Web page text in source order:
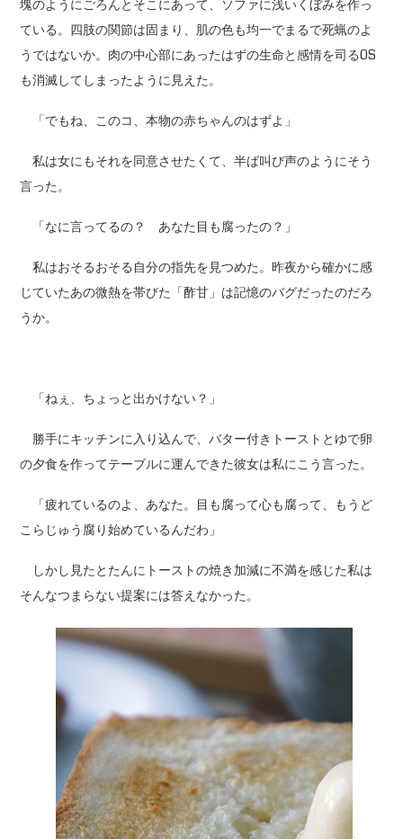
塊のようにごろんとそこにあって、ソファに浅いくぼみを作っ
ている。四肢の関節は固まり、肌の色も均一でまるで死蝋のよ
うではないか。肉の中心部にあったはずの生命と感情を司るOS
も消滅してしまったように見えた。
「でもね、このコ、本物の赤ちゃんのはずよ」
私は女にもそれを同意させたくて、半ば叫び声のようにそう
言った。
「なに言ってるの？ あなた目も腐ったの？」
私はおそるおそる自分の指先を見つめた。昨夜から確かに感
じていたあの微熱を帯びた「酢甘」は記憶のバグだったのだろ
うか。
「ねぇ、ちょっと出かけない？」
勝手にキッチンに入り込んで、バター付きトーストとゆで卵
の夕食を作ってテーブルに運んできた彼女は私にこう言った。
「疲れているのよ、あなた。目も腐って心も腐って、もうど
こらじゅう腐り始めているんだわ」
しかし見たとたんにトーストの焼き加減に不満を感じた私は
そんなつまらない提案には答えなかった。